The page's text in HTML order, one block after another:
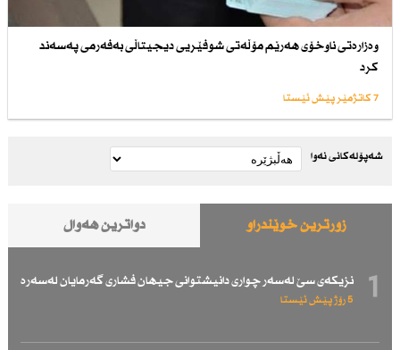
وەزارەتی ناوخۆی هەرێم مۆڵەتی شوفێریی دیجیتاڵی بەفەرمی پەسەند
كرد
7 کاتژمێر پێش ئێستا
شەپۆلەکانی نەوا
زۆرترین خوێندراو دواترین هەواڵ
1 نزیكەی سێ لەسەر چواری دانیشتوانی جیهان فشاری گەرمایان لەسەرە
5 رۆژ پێش ئێستا